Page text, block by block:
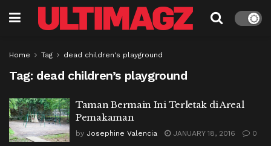
Home Tag dead children's playground
Tag: dead children’s playground
Taman Bermain Ini Terletak di Areal
Pemakaman
by Josephine Valencia JANUARY 18, 2016 0